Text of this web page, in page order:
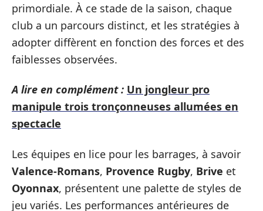
primordiale. À ce stade de la saison, chaque
club a un parcours distinct, et les stratégies à
adopter diffèrent en fonction des forces et des
faiblesses observées.
A lire en complément : Un jongleur pro
manipule trois tronçonneuses allumées en
spectacle
Les équipes en lice pour les barrages, à savoir
Valence-Romans, Provence Rugby, Brive et
Oyonnax, présentent une palette de styles de
jeu variés. Les performances antérieures de